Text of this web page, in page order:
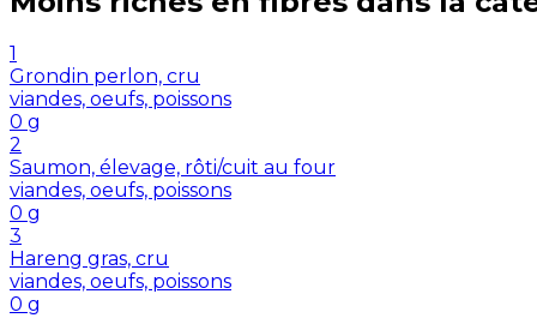
1
Grondin perlon, cru
viandes, oeufs, poissons
0 g
2
Saumon, élevage, rôti/cuit au four
viandes, oeufs, poissons
0 g
3
Hareng gras, cru
viandes, oeufs, poissons
0 g